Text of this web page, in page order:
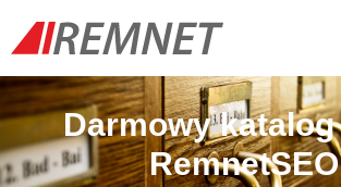
Darmowy
RemnetSEO